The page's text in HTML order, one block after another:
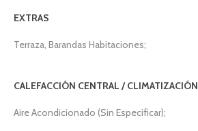
EXTRAS
Terraza, Barandas Habitaciones;
CALEFACCIÓN CENTRAL / CLIMATIZACIÓN
Aire Acondicionado (Sin Especificar);